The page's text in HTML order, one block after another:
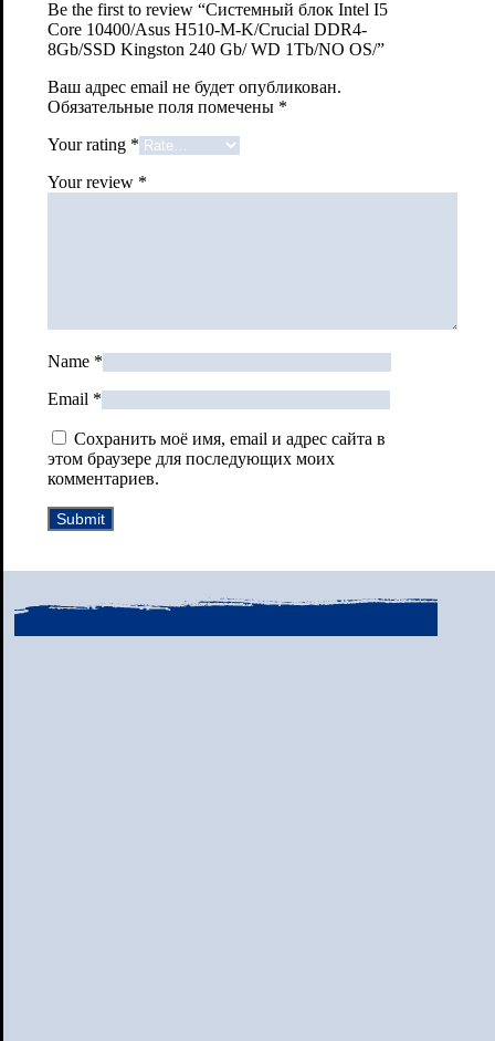
Be the first to review “Системный блок Intel I5
Core 10400/Asus H510-M-K/Crucial DDR4-
8Gb/SSD Kingston 240 Gb/ WD 1Tb/NO OS/”
Ваш адрес email не будет опубликован.
Обязательные поля помечены *
Your rating *
Your review *
Name *
Email *
Сохранить моё имя, email и адрес сайта в
этом браузере для последующих моих
комментариев.